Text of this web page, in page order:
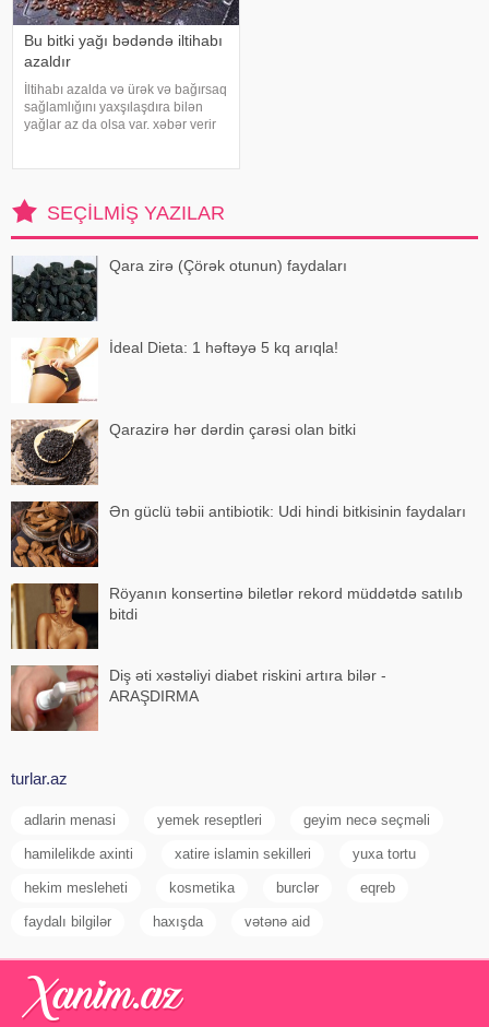
Bu bitki yağı bədəndə iltihabı
azaldır
İltihabı azalda və ürək və bağırsaq
sağlamlığını yaxşılaşdıra bilən
yağlar az da olsa var. xəbər verir
SEÇILMIŞ YAZILAR
Qara zirə (Çörək otunun) faydaları
İdeal Dieta: 1 həftəyə 5 kq arıqla!
Qarazirə hər dərdin çarəsi olan bitki
Ən güclü təbii antibiotik: Udi hindi bitkisinin faydaları
Röyanın konsertinə biletlər rekord müddətdə satılıb
bitdi
Diş əti xəstəliyi diabet riskini artıra bilər -
ARAŞDIRMA
turlar.az
adlarin menasi yemek reseptleri geyim necə seçməli
hamilelikde axinti xatire islamin sekilleri yuxa tortu
hekim mesleheti kosmetika burclər eqreb
faydalı bilgilər haxışda vətənə aid